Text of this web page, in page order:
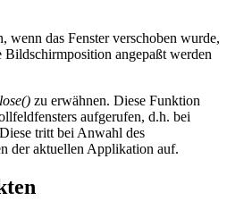
wenn das Fenster verschoben wurde,
Bildschirmposition angepaßt werden
zu erwähnen. Diese Funktion
aufgerufen, d.h. bei
tritt bei Anwahl des
der aktuellen Applikation auf.